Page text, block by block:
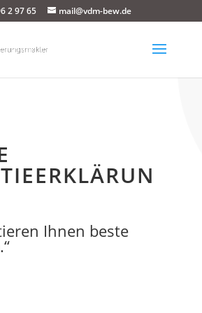
2 97 65 mail@vdm-bew.de
Ihnen beste